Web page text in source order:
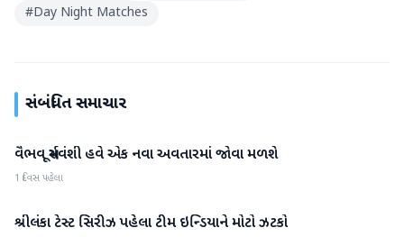
#Day Night Matches
સંબંધિત સમાચાર
રમતગમત
વૈભવ સૂર્યવંશી હવે એક નવા અવતારમાં જોવા મળશે
1 દિવસ પહેલા
રમતગમત
શ્રીલંકા ટેસ્ટ સિરીઝ પહેલા ટીમ ઇન્ડિયાને મોટો ઝટકો